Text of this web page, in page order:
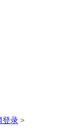
登录 >